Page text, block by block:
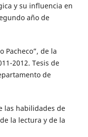
y su influencia en
año de
Pacheco”, de la
2012. Tesis de
de
las habilidades de
la lectura y de la